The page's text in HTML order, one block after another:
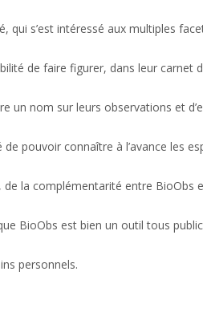
s’est intéressé aux multiples
de faire figurer, dans leur carnet
nom sur leurs observations et
pouvoir connaître à l’avance les
la complémentarité entre BioObs
BioObs est bien un outil tous
personnels.